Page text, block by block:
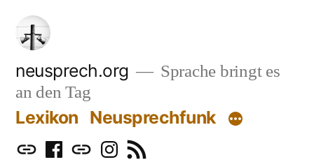
Zum
Inhalt
springen
neusprech.org
Sprache bringt es
an den Tag
Lexikon Neusprechfunk
MastodonFacebook
BlueskyInstagram
RSS